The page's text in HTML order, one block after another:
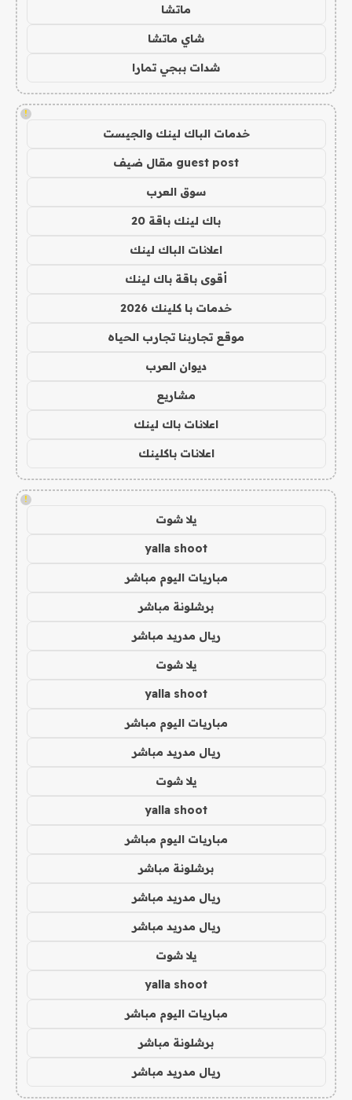
ماتشا
شاي ماتشا
شدات ببجي تمارا
!
خدمات الباك لينك والجيست
guest post مقال ضيف
سوق العرب
باك لينك باقة 20
اعلانات الباك لينك
أقوى باقة باك لينك
خدمات با كلينك 2026
موقع تجاربنا تجارب الحياه
ديوان العرب
مشاريع
اعلانات باك لينك
اعلانات باكلينك
!
يلا شوت
yalla shoot
مباريات اليوم مباشر
برشلونة مباشر
ريال مدريد مباشر
يلا شوت
yalla shoot
مباريات اليوم مباشر
ريال مدريد مباشر
يلا شوت
yalla shoot
مباريات اليوم مباشر
برشلونة مباشر
ريال مدريد مباشر
ريال مدريد مباشر
يلا شوت
yalla shoot
مباريات اليوم مباشر
برشلونة مباشر
ريال مدريد مباشر